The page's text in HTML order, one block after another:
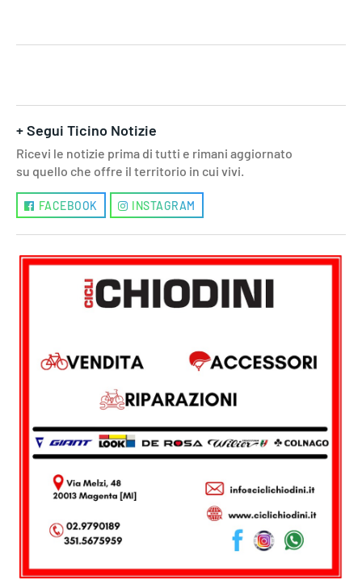
+ Segui Ticino Notizie
Ricevi le notizie prima di tutti e rimani aggiornato
su quello che offre il territorio in cui vivi.
FACEBOOK INSTAGRAM